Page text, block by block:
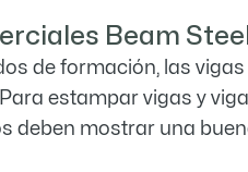
Beam
de formación, las
estampar vigas y
deben mostrar una